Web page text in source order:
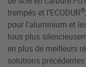
trempés et l’ECODUR®
pour l'aluminium et
tous plus
en plus de meilleurs
solutions précédentes.